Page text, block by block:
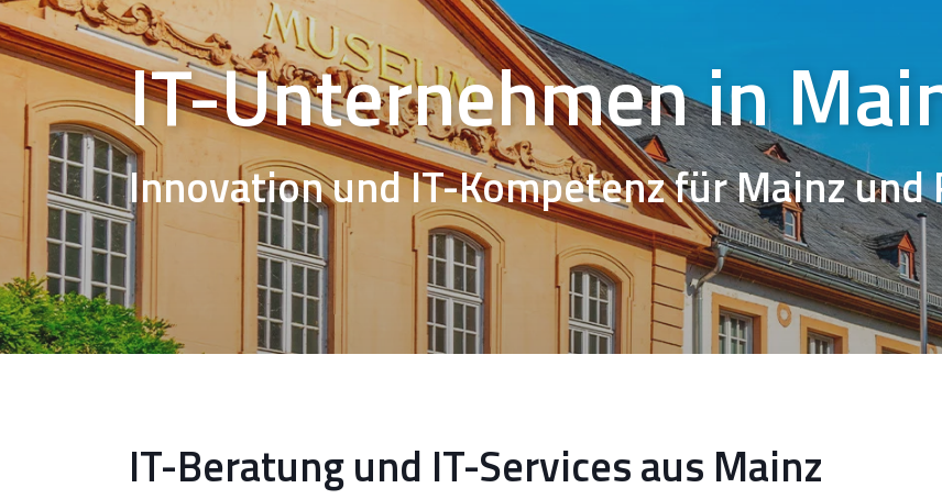
IT-Unternehmen in
Innovation und IT-KompetenzfürMainzund
IT-Beratung und IT-Services aus Mainz